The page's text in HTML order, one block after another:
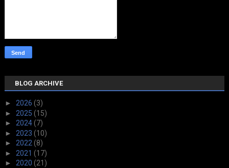
BLOG ARCHIVE
► 2026 (3)
► 2025 (15)
► 2024(7)
► 2023 (10)
► 2022 (8)
► 2021 (17)
► 2020 (21)